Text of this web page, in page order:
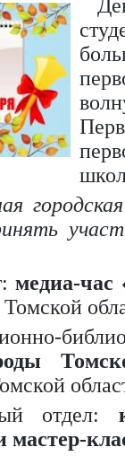
медиа-час
Томской
отдел:
мастер-